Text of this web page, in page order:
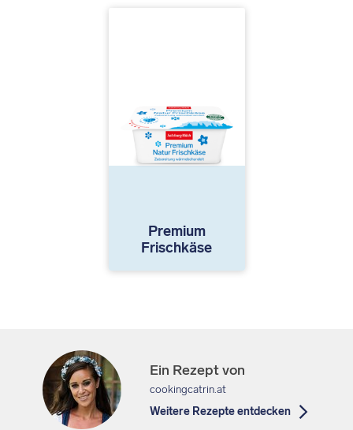
Premium
Frischkäse
Ein Rezept von
cookingcatrin.at
Weitere Rezepte entdecken